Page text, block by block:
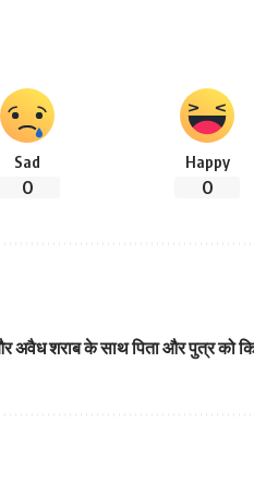
Sad
0
Happy
0
अवैध शराब के साथ पिता और पुत्र को